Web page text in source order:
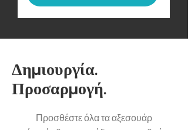
Δημιουργία.
Προσαρμογή.
Προσθέστε όλα τα αξεσουάρ